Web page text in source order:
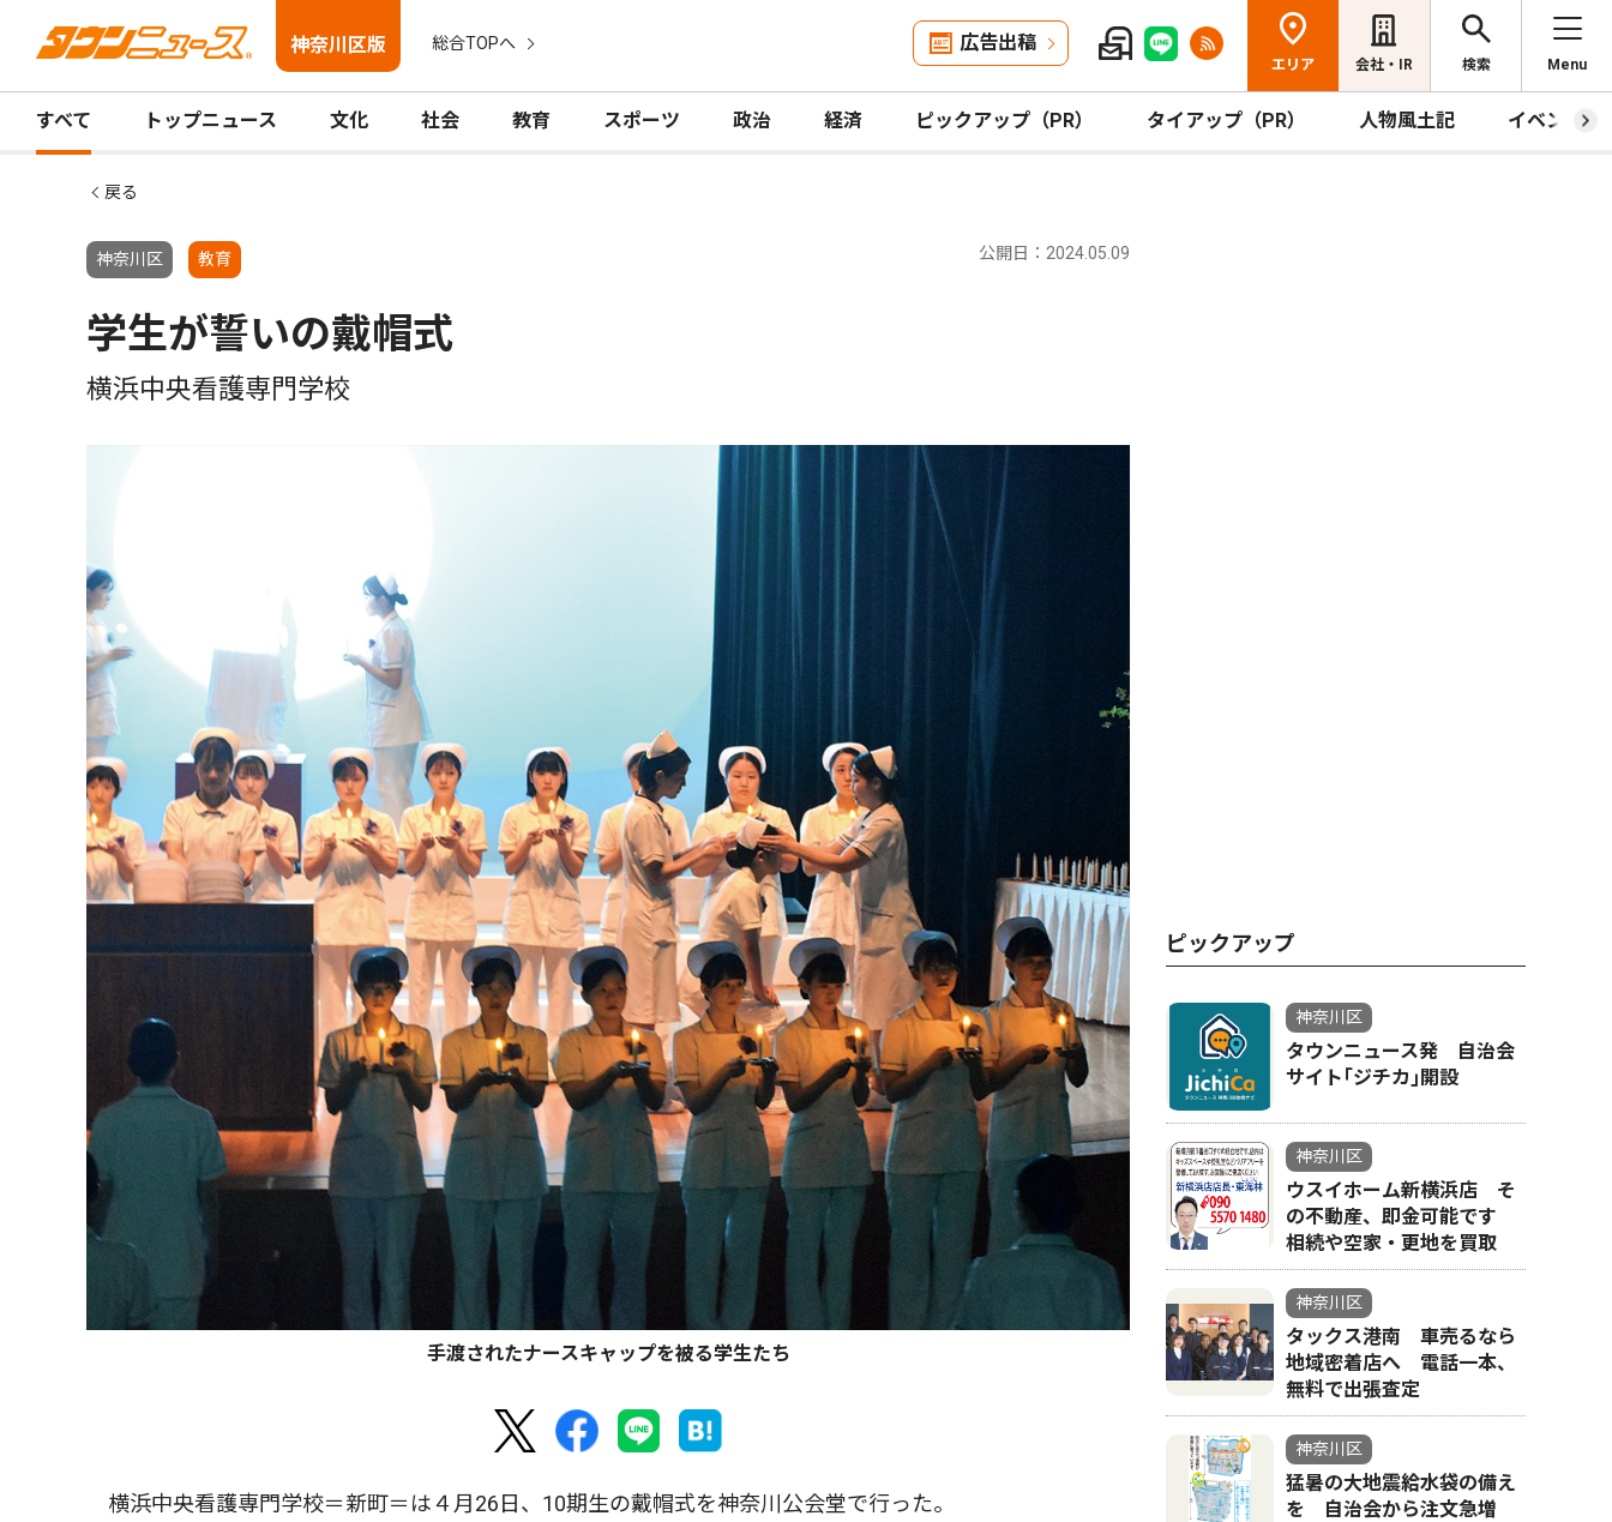
神奈川区版 総合TOPへ 広告出稿
エリア 会社・IR 検索 Menu
すべて トップニュース 文化 社会 教育 スポーツ 政治 経済 ピックアップ（PR） タイアップ（PR） 人物風土記 イベント
戻る
神奈川区 教育 公開日：2024.05.09
学生が誓いの戴帽式
横浜中央看護専門学校
手渡されたナースキャップを被る学生たち
横浜中央看護専門学校＝新町＝は４月26日、10期生の戴帽式を神奈川公会堂で行った。
ピックアップ
神奈川区
タウンニュース発 自治会
サイト｢ジチカ｣開設
神奈川区
ウスイホーム新横浜店 そ
の不動産、即金可能です
相続や空家・更地を買取
神奈川区
タックス港南 車売るなら
地域密着店へ 電話一本、
無料で出張査定
神奈川区
猛暑の大地震給水袋の備え
を 自治会から注文急増